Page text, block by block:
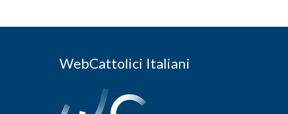
WebCattolici Italiani